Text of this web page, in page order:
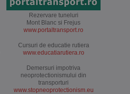
Rezervare tuneluri
Mont Blanc si Frejus
www.portaltransport.ro
Cursuri de educatie rutiera
www.educatiarutiera.ro
Demersuri impotriva
neoprotectionismului din
transporturi
www.stopneoprotectionism.eu